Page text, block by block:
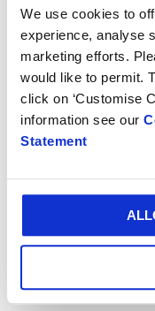
We use cookies to
experience, analyse
marketing efforts.
would like to permit.
click on ‘Customise
information see our
Statement